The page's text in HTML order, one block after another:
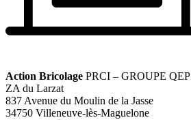
Action Bricolage PRCI – GROUPE QEP
ZA du Larzat
837 Avenue du Moulin de la Jasse
34750 Villeneuve-lès-Maguelone